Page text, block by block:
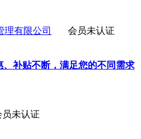
理有限公司 会员未认证
补贴不断，满足您的不同需求
员未认证